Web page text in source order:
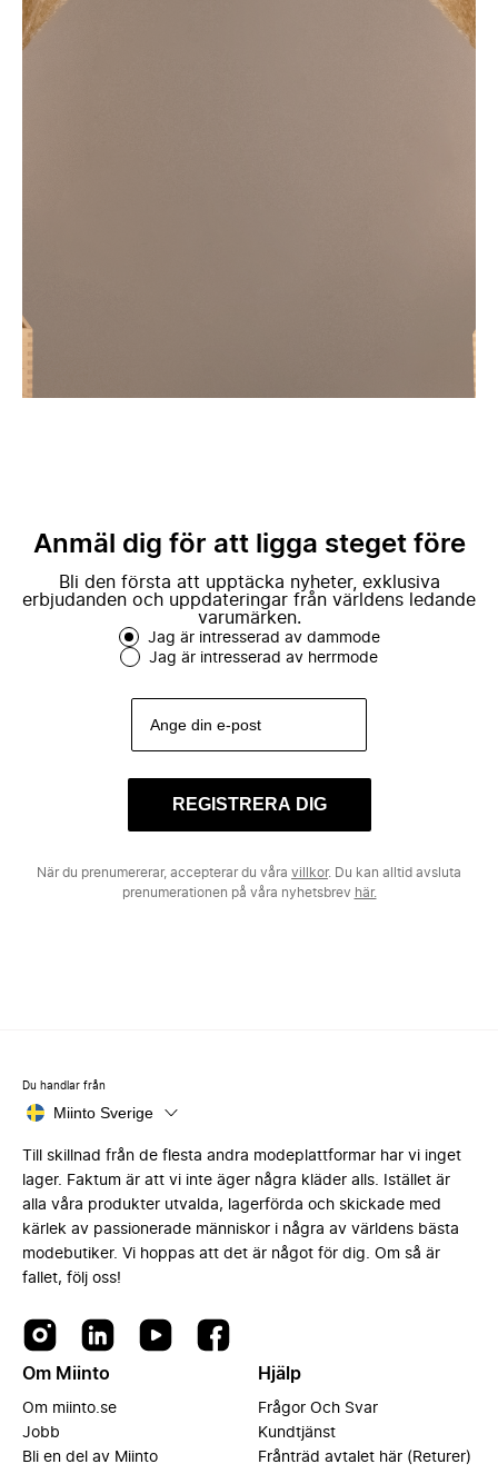
Anmäl dig för att ligga steget före
Bli den första att upptäcka nyheter, exklusiva
erbjudanden och uppdateringar från världens ledande
varumärken.
Jag är intresserad av dammode
Jag är intresserad av herrmode
REGISTRERA DIG
När du prenumererar, accepterar du våra villkor. Du kan alltid avsluta
prenumerationen på våra nyhetsbrev här.
Du handlar från
Miinto Sverige
Till skillnad från de flesta andra modeplattformar har vi inget
lager. Faktum är att vi inte äger några kläder alls. Istället är
alla våra produkter utvalda, lagerförda och skickade med
kärlek av passionerade människor i några av världens bästa
modebutiker. Vi hoppas att det är något för dig. Om så är
fallet, följ oss!
Om Miinto
Om miinto.se
Jobb
Bli en del av Miinto
Hjälp
Frågor Och Svar
Kundtjänst
Frånträd avtalet här (Returer)